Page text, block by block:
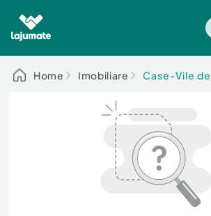
Alege categoria
Auto, moto si ambarcatiuni
Electronice si electrocasnice
Auto, moto si ambarcatiuni
Home Imobiliare Case-Vile